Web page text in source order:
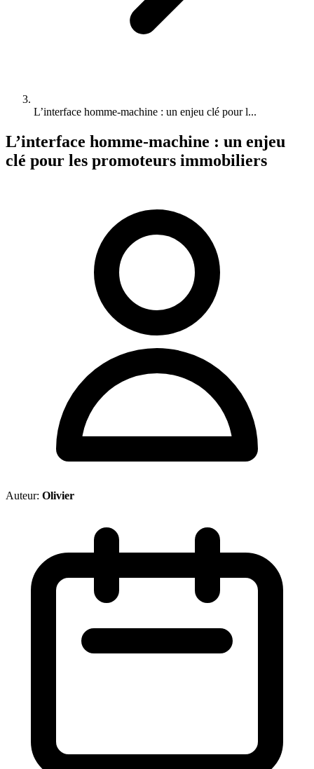
L’interface homme-machine : un enjeu clé pour l...
L’interface homme-machine : un enjeu
clé pour les promoteurs immobiliers
Auteur: Olivier